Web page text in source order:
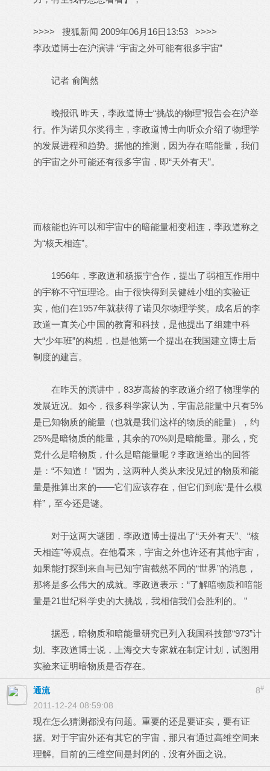
>>>> 搜狐新闻 2009年06月16日13:53 >>>>
李政道博士在沪演讲 “宇宙之外可能有很多宇宙”
记者 俞陶然
晚报讯 昨天，李政道博士“挑战的物理”报告会在沪举
行。作为诺贝尔奖得主，李政道博士向听众介绍了物理学
的发展进程和趋势。据他的推测，因为存在暗能量，我们
的宇宙之外可能还有很多宇宙，即“天外有天”。
而核能也许可以和宇宙中的暗能量相变相连，李政道称之
为“核天相连”。
1956年，李政道和杨振宁合作，提出了弱相互作用中
的宇称不守恒理论。由于很快得到吴健雄小组的实验证
实，他们在1957年就获得了诺贝尔物理学奖。成名后的李
政道一直关心中国的教育和科技，是他提出了组建中科
大“少年班”的构想，也是他第一个提出在我国建立博士后
制度的建言。
在昨天的演讲中，83岁高龄的李政道介绍了物理学的
发展近况。如今，很多科学家认为，宇宙总能量中只有5%
是已知物质的能量（也就是我们这样的物质的能量），约
25%是暗物质的能量，其余的70%则是暗能量。那么，究
竟什么是暗物质，什么是暗能量呢？李政道给出的回答
是：“不知道！ ”因为，这两种人类从来没见过的物质和能
量是推算出来的——它们应该存在，但它们到底“是什么模
样”，至今还是谜。
对于这两大谜团，李政道博士提出了“天外有天”、“核
天相连”等观点。在他看来，宇宙之外也许还有其他宇宙，
如果能打探到来自与已知宇宙截然不同的“世界”的消息，
那将是多么伟大的成就。李政道表示：“了解暗物质和暗能
量是21世纪科学史的大挑战，我相信我们会胜利的。 ”
据悉，暗物质和暗能量研究已列入我国科技部“973”计
划。李政道博士说，上海交大专家就在制定计划，试图用
实验来证明暗物质是否存在。
8#
通流
2011-12-24 08:59:08
现在怎么猜测都没有问题。重要的还是要证实，要有证
据。对于宇宙外还有其它的宇宙，那只有通过高维空间来
理解。目前的三维空间是封闭的，没有外面之说。